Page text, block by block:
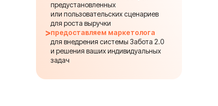
предустановленных
или пользовательских сценариев
для роста выручки
предоставляем маркетолога
для внедрения системы Забота 2.0
и решения ваших индивидуальных
задач